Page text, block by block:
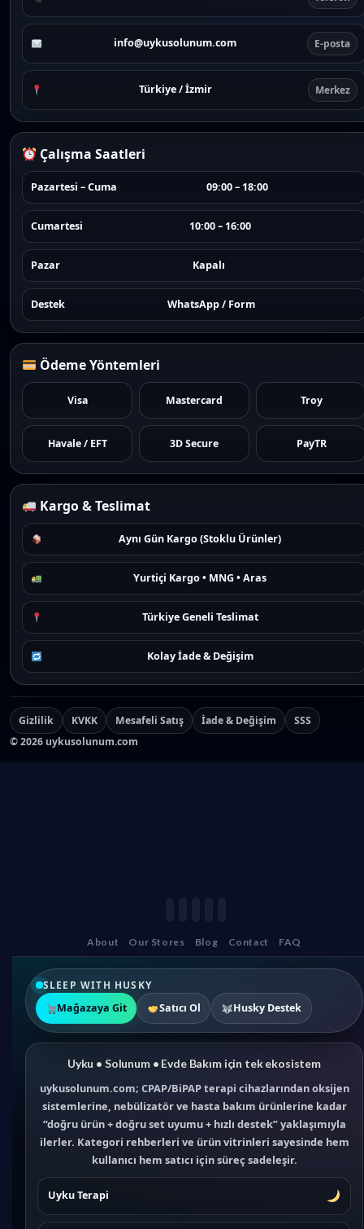
info@uykusolunum.com E-posta
Türkiye / İzmir Merkez
Çalışma Saatleri
Pazartesi – Cuma 09:00 – 18:00
Cumartesi 10:00 – 16:00
Pazar Kapalı
Destek WhatsApp / Form
Ödeme Yöntemleri
Visa Mastercard Troy
Havale / EFT 3D Secure PayTR
Kargo & Teslimat
Aynı Gün Kargo (Stoklu Ürünler)
Yurtiçi Kargo • MNG • Aras
Türkiye Geneli Teslimat
Kolay İade & Değişim
Gizlilik KVKK Mesafeli Satış İade & Değişim
SSS
©2026 uykusolunum.com
About Our Stores Blog Contact FAQ
SLEEP WITH HUSKY
Mağazaya Git
Satıcı Ol Husky Destek
Uyku • Solunum • Evde Bakım için tek ekosistem
uykusolunum.com; CPAP/BiPAP terapi cihazlarından oksijen
sistemlerine, nebülizatör ve hasta bakım ürünlerine kadar
“doğru ürün + doğru set uyumu + hızlı destek” yaklaşımıyla
ilerler. Kategori rehberleri ve ürün vitrinleri sayesinde hem
kullanıcı hem satıcı için süreç sadeleşir.
Uyku Terapi